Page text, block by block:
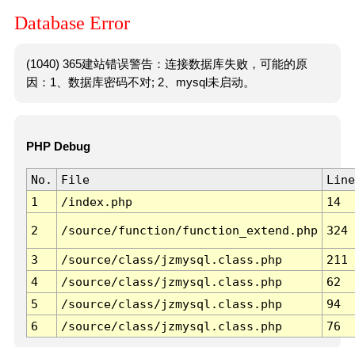
Database Error
(1040) 365建站错误警告：连接数据库失败，可能的原
因：1、数据库密码不对; 2、mysql未启动。
PHP Debug
No. File
Line
1
/index.php 14
2 /source/function/function_extend.php 324
3 /source/class/jzmysql.class.php
211
4
/source/class/jzmysql.class.php
62
5
/source/class/jzmysql.class.php
94
6
/source/class/jzmysql.class.php 76